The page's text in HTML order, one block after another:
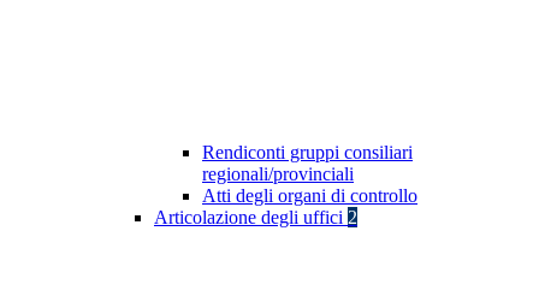
Rendiconti gruppi consiliari
regionali/provinciali
Atti degli organi di controllo
Articolazione degli uffici 2